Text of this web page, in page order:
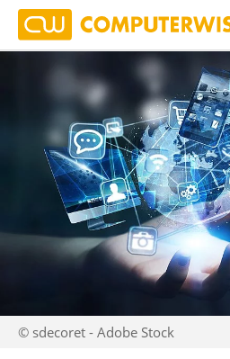
© sdecoret - Adobe Stock